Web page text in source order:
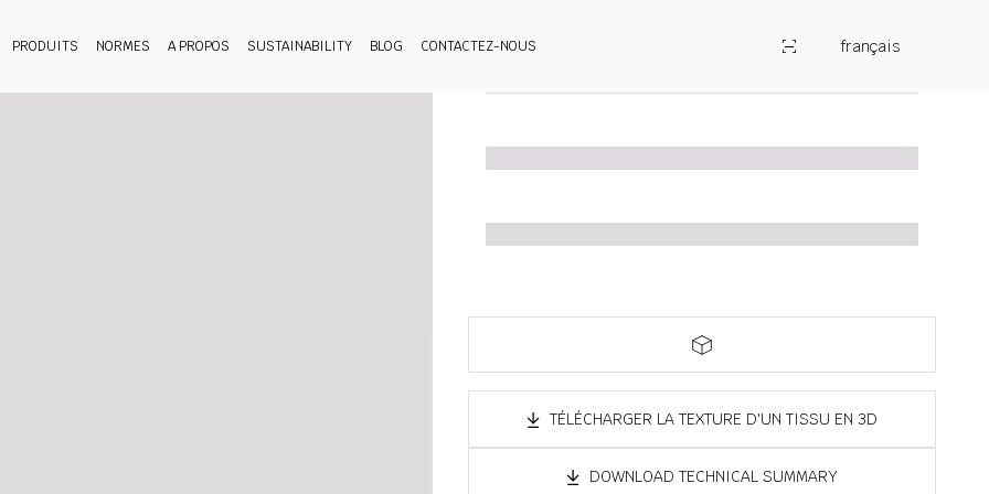
PRODUITS NORMES A PROPOS SUSTAINABILITY BLOG CONTACTEZ-NOUS français
TÉLÉCHARGER LA TEXTURE D'UN TISSU EN 3D
DOWNLOAD TECHNICAL SUMMARY